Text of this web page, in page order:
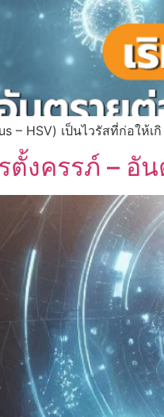
– HSV) เป็นไวรัสที่ก่อให้เ
ตั้งครรภ์ – อั